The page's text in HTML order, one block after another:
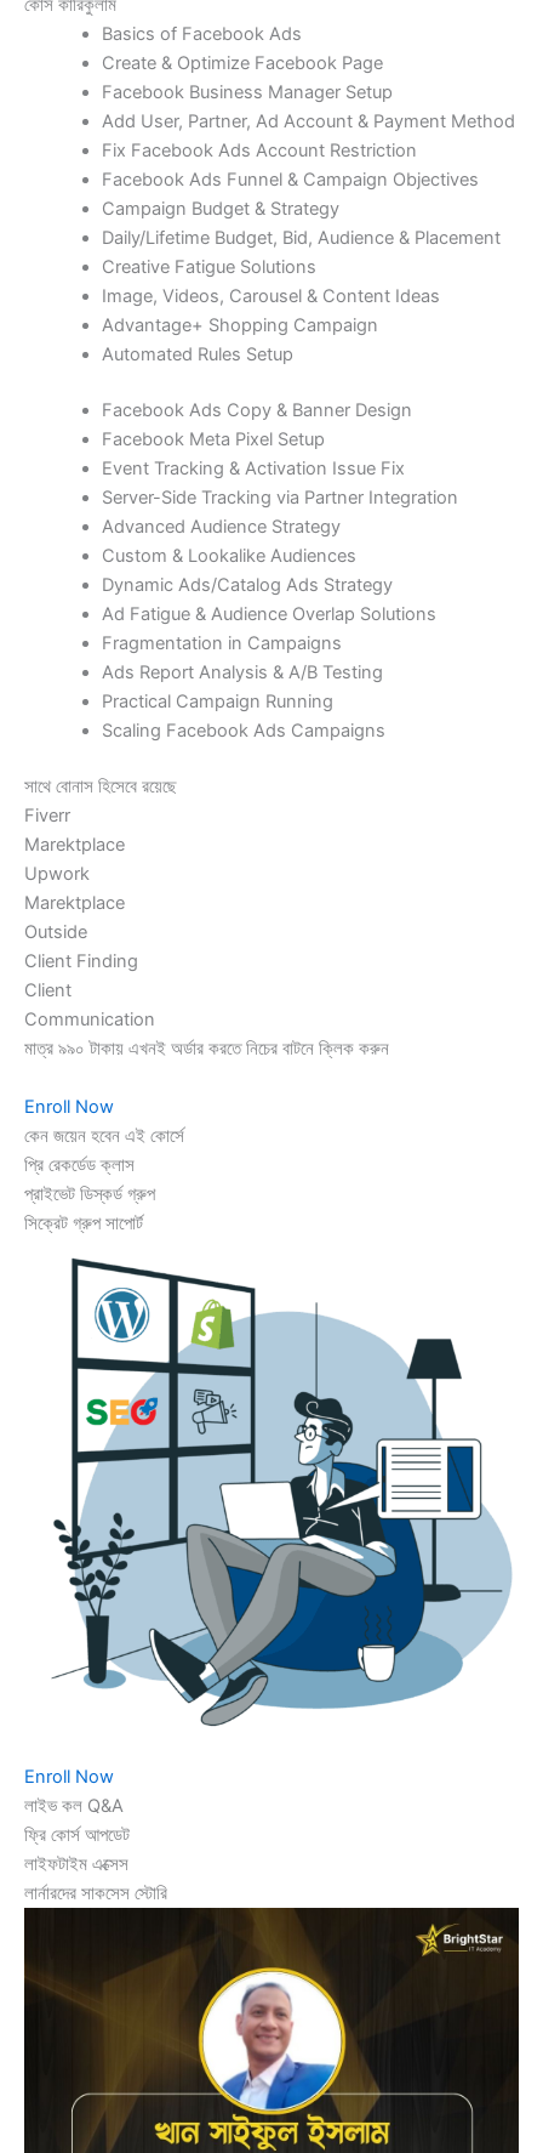
কোর্স কারিকুলাম
Basics of Facebook Ads
Create & Optimize Facebook Page
Facebook Business Manager Setup
Add User, Partner, Ad Account & Payment Method
Fix Facebook Ads Account Restriction
Facebook Ads Funnel & Campaign Objectives
Campaign Budget & Strategy
Daily/Lifetime Budget, Bid, Audience & Placement
Creative Fatigue Solutions
Image, Videos, Carousel & Content Ideas
Advantage+ Shopping Campaign
Automated Rules Setup
Facebook Ads Copy & Banner Design
Facebook Meta Pixel Setup
Event Tracking & Activation Issue Fix
Server-Side Tracking via Partner Integration
Advanced Audience Strategy
Custom & Lookalike Audiences
Dynamic Ads/Catalog Ads Strategy
Ad Fatigue & Audience Overlap Solutions
Fragmentation in Campaigns
Ads Report Analysis & A/B Testing
Practical Campaign Running
Scaling Facebook Ads Campaigns
সাথে বোনাস হিসেবে রয়েছে
Fiverr
Marektplace
Upwork
Marektplace
Outside
Client Finding
Client
Communication
মাত্র ৯৯০ টাকায় এখনই অর্ডার করতে নিচের বাটনে ক্লিক করুন
Enroll Now
কেন জয়েন হবেন এই কোর্সে
প্রি রেকর্ডেড ক্লাস
প্রাইভেট ডিস্কর্ড গ্রুপ
সিক্রেট গ্রুপ সাপোর্ট
Enroll Now
লাইভ কল Q&A
ফ্রি কোর্স আপডেট
লাইফটাইম এক্সেস
লার্নারদের সাকসেস স্টোরি​